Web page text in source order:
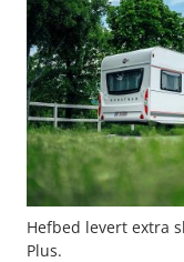
Hefbed levert extra
Plus.